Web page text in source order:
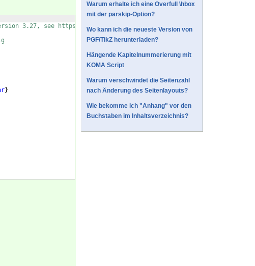
3.27, see https://komascript.de/faq_deprecatedif
}
Warum erhalte ich eine Overfull \hbox
mit der parskip-Option?
Wo kann ich die neueste Version von
PGF/TikZ herunterladen?
Hängende Kapitelnummerierung mit
KOMA Script
Warum verschwindet die Seitenzahl
nach Änderung des Seitenlayouts?
Wie bekomme ich "Anhang" vor den
Buchstaben im Inhaltsverzeichnis?